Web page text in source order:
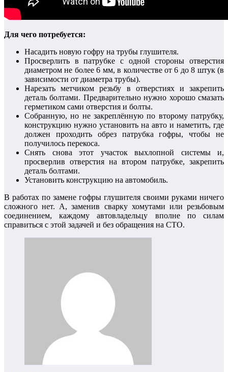
Для чего потребуется:
Насадить новую гофру на трубы глушителя.
Просверлить в патрубке с одной стороны отверстия
диаметром не более 6 мм, в количестве от 6 до 8 штук (в
зависимости от диаметра трубы).
Нарезать метчиком резьбу в отверстиях и закрепить
деталь болтами. Предварительно нужно хорошо смазать
герметиком сами отверстия и болты.
Собранную, но не закреплённую по второму патрубку,
конструкцию нужно установить на авто и наметить, где
должен проходить обрез патрубка гофры, чтобы не
получилось перекоса.
Снять снова этот участок выхлопной системы и,
просверлив отверстия на втором патрубке, закрепить
деталь болтами.
Установить конструкцию на автомобиль.
В работах по замене гофры глушителя своими руками ничего
сложного нет. А, заменив сварку хомутами или резьбовым
соединением, каждому автовладельцу вполне по силам
справиться с этой задачей и без обращения на СТО.